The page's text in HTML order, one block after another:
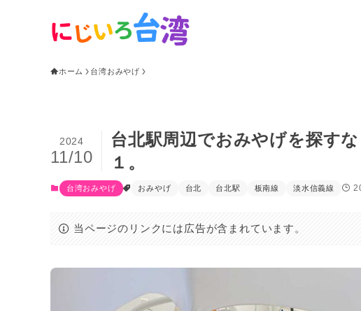
ホーム 台湾おみやげ
台北駅周辺でおみやげを探す
１。
2024
11/10
台湾おみやげ おみやげ 台北 台北駅 板南線 淡水信義線
当ページのリンクには広告が含まれています。